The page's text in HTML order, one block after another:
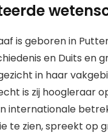
is geboren in
en Duits en
in haar
is zij hoogleraar
internationale
te zien, spreekt op